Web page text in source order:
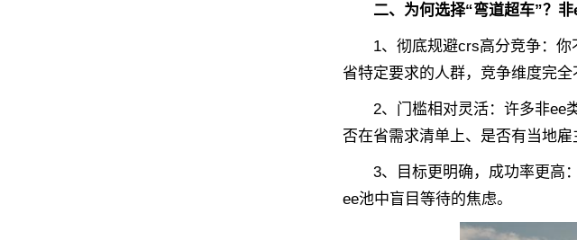
二、为何选择“弯道超车”？非
1、彻底规避crs高分竞争：你
省特定要求的人群，竞争维度完全
2、 门槛相对灵活：许多非ee
否在省需求清单上、是否有当地
3、
目标更明确，成功率更高
ee池中盲目等待的焦虑。